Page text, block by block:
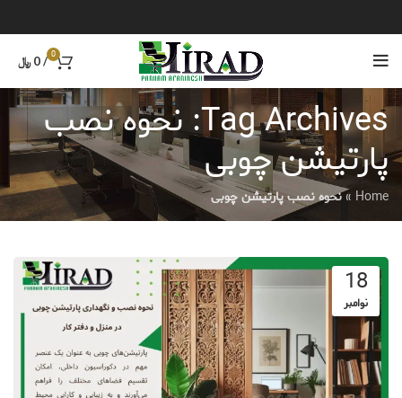
0
/
0 ﷼
Tag Archives: نحوه نصب
پارتیشن چوبی
Home
»نحوه نصب پارتیشن چوبی
18
نوامبر